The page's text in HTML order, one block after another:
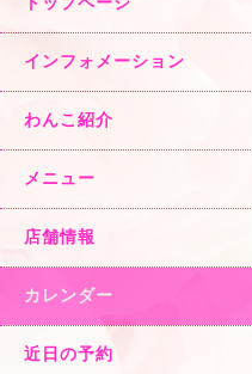
インフォメーション
わんこ紹介
メニュー
店舗情報
カレンダー
近日の予約